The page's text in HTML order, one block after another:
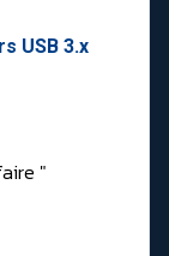
USB 3.x
"